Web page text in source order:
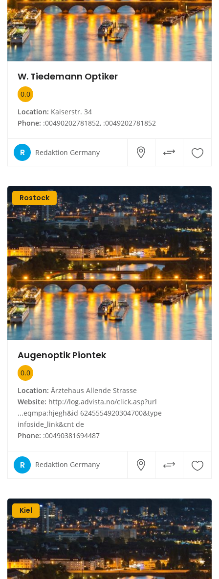
W. Tiedemann Optiker
0.0
Location: Kaiserstr. 34
Phone: :00490202781852, :0049202781852
R Redaktion Germany
Rostock
Augenoptik Piontek
0.0
Location: Ärztehaus Allende Strasse
Website: http://log.advista.no/click.asp?url
...eqmpa:hjegh&id 6245554920304700&type
infoside_link&cnt de
Phone: :00490381694487
R Redaktion Germany
Kiel